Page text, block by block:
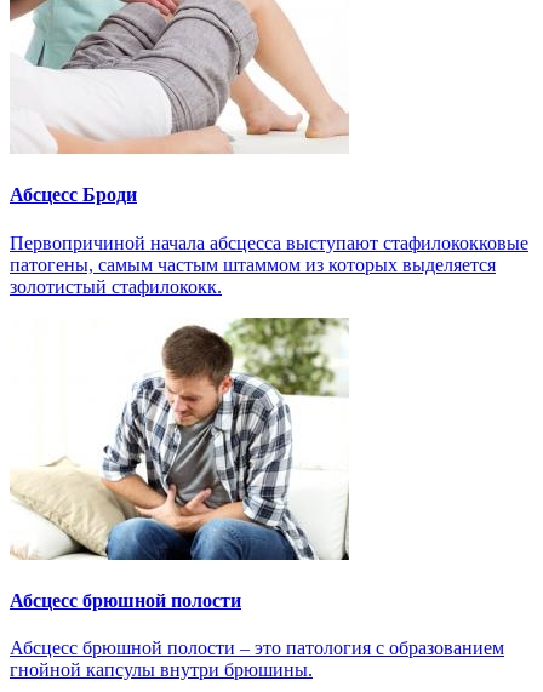
Абсцесс Броди
Первопричиной начала абсцесса выступают стафилококковые
патогены, самым частым штаммом из которых выделяется
золотистый стафилококк.
Абсцесс брюшной полости
Абсцесс брюшной полости – это патология с образованием
гнойной капсулы внутри брюшины.